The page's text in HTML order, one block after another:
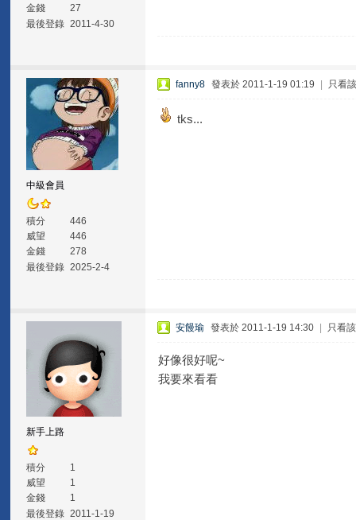
金錢
27
最後登錄 2011-4-30
中級會員
積分
446
威望
446
金錢
278
最後登錄 2025-2-4
fanny8 發表於 2011-1-19 01:19 只看
tks...
新手上路
積分
1
威望
1
金錢
1
最後登錄 2011-1-19
安饅瑜 發表於 2011-1-19 14:30 只看
好像很好呢~
我要來看看